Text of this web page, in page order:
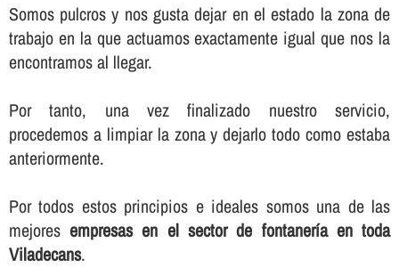
Somos pulcros y nos gusta dejar en el estado la zona de
trabajo en la que actuamos exactamente igual que nos la
encontramos al llegar.
Por tanto, una vez finalizado nuestro servicio,
procedemos a limpiar la zona y dejarlo todo como estaba
anteriormente.
Por todos estos principios e ideales somos una de las
mejoresempresas en el sector de fontanerí­a en toda
Viladecans.